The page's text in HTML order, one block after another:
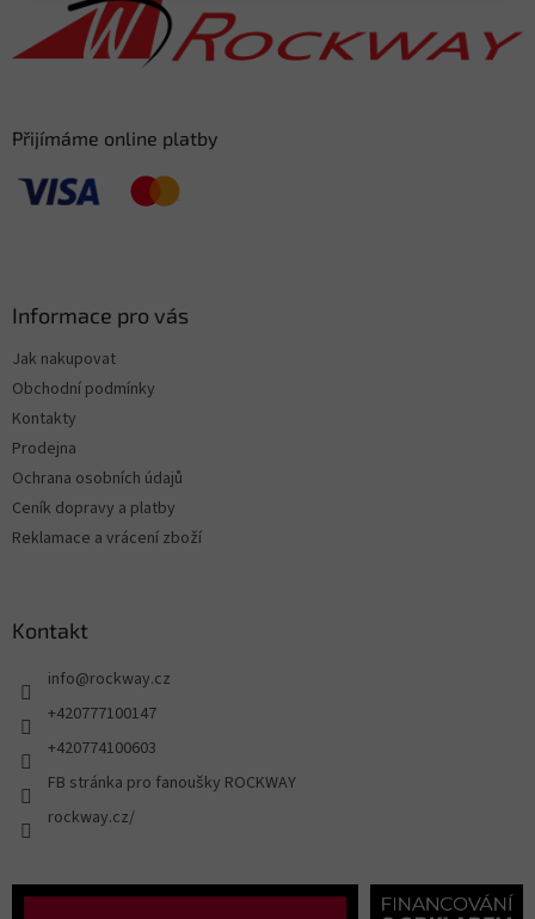
Přijímáme online platby
Informace pro vás
Jak nakupovat
Obchodní podmínky
Kontakty
Prodejna
Ochrana osobních údajů
Ceník dopravy a platby
Reklamace a vrácení zboží
Kontakt
info@rockway.cz
+420777100147
+420774100603
FB stránka pro fanoušky ROCKWAY
rockway.cz/